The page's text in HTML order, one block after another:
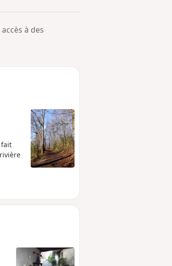
a
p
o
à des